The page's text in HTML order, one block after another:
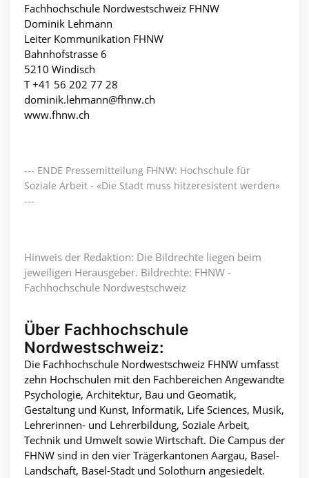
Fachhochschule Nordwestschweiz FHNW
Dominik Lehmann
Leiter Kommunikation FHNW
Bahnhofstrasse 6
5210 Windisch
T +41 56 202 77 28
dominik.lehmann@fhnw.ch
www.fhnw.ch
--- ENDE Pressemitteilung FHNW: Hochschule für
Soziale Arbeit - «Die Stadt muss hitzeresistent werden»
---
Hinweis der Redaktion: Die Bildrechte liegen beim
jeweiligen Herausgeber. Bildrechte: FHNW -
Fachhochschule Nordwestschweiz
Über Fachhochschule
Nordwestschweiz:
Die Fachhochschule Nordwestschweiz FHNW umfasst
zehn Hochschulen mit den Fachbereichen Angewandte
Psychologie, Architektur, Bau und Geomatik,
Gestaltung und Kunst, Informatik, Life Sciences, Musik,
Lehrerinnen- und Lehrerbildung, Soziale Arbeit,
Technik und Umwelt sowie Wirtschaft. Die Campus der
FHNW sind in den vier Trägerkantonen Aargau, Basel-
Landschaft, Basel-Stadt und Solothurn angesiedelt.